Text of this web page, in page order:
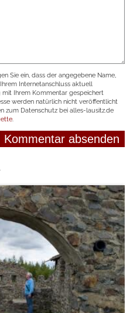
Sie ein, dass der angegebene Name,
Internetanschluss aktuell
mit Ihrem Kommentar gespeichert
werden natürlich nicht veröffentlicht
zum Datenschutz bei alles-lausitz.de
.